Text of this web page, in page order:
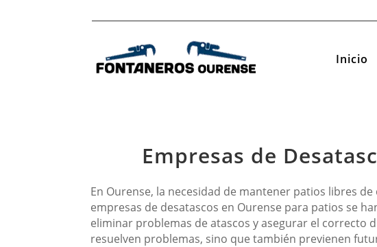
Inicio
Empresas de
En Ourense, la necesidad de mantener patios libres
empresas de desatascos en Ourense para patios se
eliminar problemas de atascos y asegurar el correcto
resuelven problemas, sino que también previenen